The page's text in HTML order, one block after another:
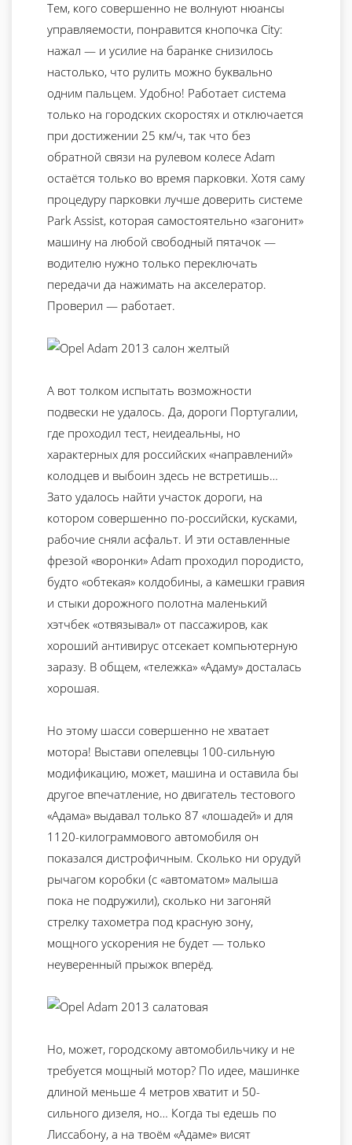
Тем, кого совершенно не волнуют нюансы
управляемости, понравится кнопочка City:
нажал — и усилие на баранке снизилось
настолько, что рулить можно буквально
одним пальцем. Удобно! Работает система
только на городских скоростях и отключается
при достижении 25 км/ч, так что без
обратной связи на рулевом колесе Adam
остаётся только во время парковки. Хотя саму
процедуру парковки лучше доверить системе
Park Assist, которая самостоятельно «загонит»
машину на любой свободный пятачок —
водителю нужно только переключать
передачи да нажимать на акселератор.
Проверил — работает.
А вот толком испытать возможности
подвески не удалось. Да, дороги Португалии,
где проходил тест, неидеальны, но
характерных для российских «направлений»
колодцев и выбоин здесь не встретишь…
Зато удалось найти участок дороги, на
котором совершенно по-российски, кусками,
рабочие сняли асфальт. И эти оставленные
фрезой «воронки» Adam проходил породисто,
будто «обтекая» колдобины, а камешки гравия
и стыки дорожного полотна маленький
хэтчбек «отвязывал» от пассажиров, как
хороший антивирус отсекает компьютерную
заразу. В общем, «тележка» «Адаму» досталась
хорошая.
Но этому шасси совершенно не хватает
мотора! Выстави опелевцы 100-сильную
модификацию, может, машина и оставила бы
другое впечатление, но двигатель тестового
«Адама» выдавал только 87 «лошадей» и для
1120-килограммового автомобиля он
показался дистрофичным. Сколько ни орудуй
рычагом коробки (с «автоматом» малыша
пока не подружили), сколько ни загоняй
стрелку тахометра под красную зону,
мощного ускорения не будет — только
неуверенный прыжок вперёд.
Но, может, городскому автомобильчику и не
требуется мощный мотор? По идее, машинке
длиной меньше 4 метров хватит и 50-
сильного дизеля, но… Когда ты едешь по
Лиссабону, а на твоём «Адаме» висят